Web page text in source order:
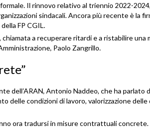
Il rinnovo relativo al triennio 2022-
sindacali. Ancora più recente è la
FP CGIL.
a recuperare ritardi e a ristabilire
Paolo Zangrillo.
dell’ARAN, Antonio Naddeo, che ha parlato
delle condizioni di lavoro, valorizzazione
ora tradursi in misure contrattuali concrete.